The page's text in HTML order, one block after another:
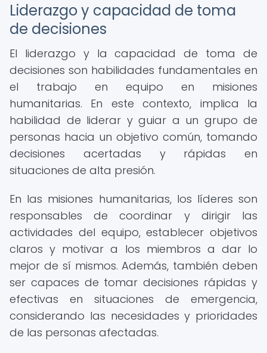
Liderazgo y capacidad de toma
de decisiones
El liderazgo y la capacidad de toma de
decisiones son habilidades fundamentales en
el trabajo en equipo en misiones
humanitarias. En este contexto, implica la
habilidad de liderar y guiar a un grupo de
personas hacia un objetivo común, tomando
decisiones acertadas y rápidas en
situaciones de alta presión.
En las misiones humanitarias, los líderes son
responsables de coordinar y dirigir las
actividades del equipo, establecer objetivos
claros y motivar a los miembros a dar lo
mejor de sí mismos. Además, también deben
ser capaces de tomar decisiones rápidas y
efectivas en situaciones de emergencia,
considerando las necesidades y prioridades
de las personas afectadas.